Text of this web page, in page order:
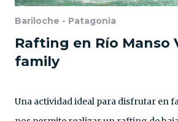
Bariloche - Patagonia
Rafting en Río Manso
family
Una actividad ideal para disfrutar en